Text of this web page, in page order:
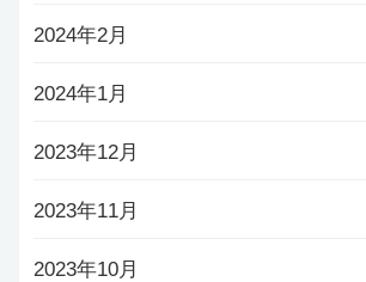
2024年2月
2024年1月
2023年12月
2023年11月
2023年10月